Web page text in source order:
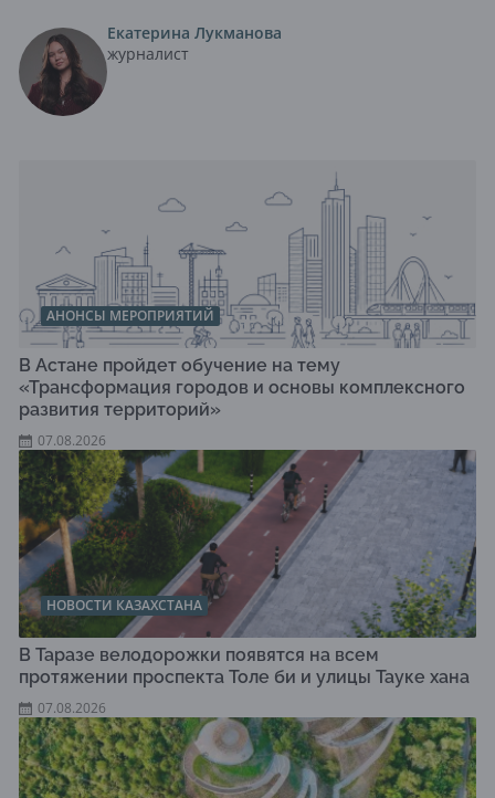
Екатерина Лукманова
журналист
АНОНСЫ МЕРОПРИЯТИЙ
В Астане пройдет обучение на тему
«Трансформация городов и основы комплексного
развития территорий»
07.08.2026
НОВОСТИ КАЗАХСТАНА
В Таразе велодорожки появятся на всем
протяжении проспекта Толе би и улицы Тауке хана
07.08.2026